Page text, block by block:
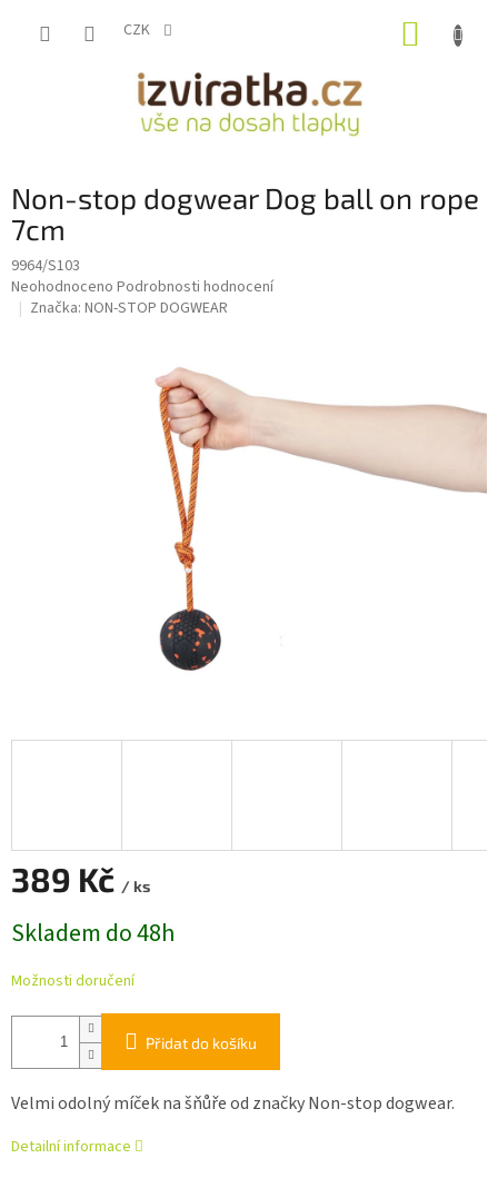
CZK
Non-stop dogwear Dog ball on rope
7cm
9964/S103
Průměrné
hodnocení
Neohodnoceno Podrobnosti hodnocení
Značka: NON-STOP DOGWEAR
389 Kč / ks
cena:
Skladem do 48h
Možnosti doručení
Přidat do košíku
Velmi odolný míček na šňůře od značky Non-stop dogwear.
Detailní informace